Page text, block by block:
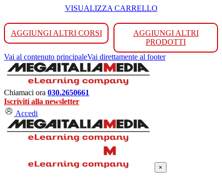
VISUALIZZA CARRELLO
AGGIUNGI ALTRI CORSI
AGGIUNGI ALTRI
PRODOTTI
Vai al contenuto principaleVai direttamente al footer
Chiamaci ora 030.2650661
Iscriviti alla newsletter
Accedi
×